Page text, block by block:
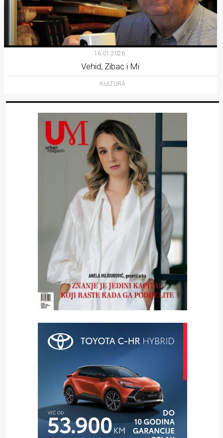
16.01.2026.
Vehid, Zibac i Mi
KULTURA